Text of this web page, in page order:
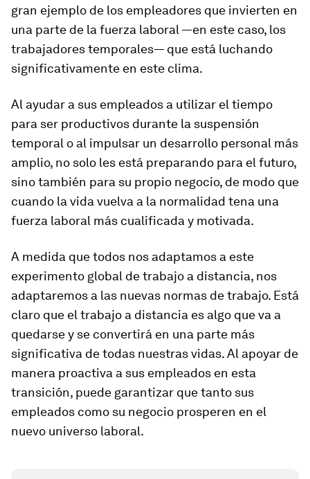
gran ejemplo de los empleadores que invierten en
una parte de la fuerza laboral —en este caso, los
trabajadores temporales— que está luchando
significativamente en este clima.
Al ayudar a sus empleados a utilizar el tiempo
para ser productivos durante la suspensión
temporal o al impulsar un desarrollo personal más
amplio, no solo les está preparando para el futuro,
sino también para su propio negocio, de modo que
cuando la vida vuelva a la normalidad tena una
fuerza laboral más cualificada y motivada.
A medida que todos nos adaptamos a este
experimento global de trabajo a distancia, nos
adaptaremos a las nuevas normas de trabajo. Está
claro que el trabajo a distancia es algo que va a
quedarse y se convertirá en una parte más
significativa de todas nuestras vidas. Al apoyar de
manera proactiva a sus empleados en esta
transición, puede garantizar que tanto sus
empleados como su negocio prosperen en el
nuevo universo laboral.